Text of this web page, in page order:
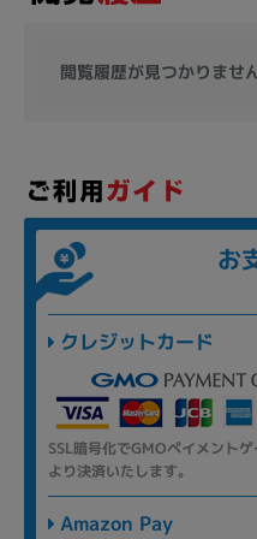
閲覧履歴が見つかりませ
お
クレジットカード
SSL暗号化でGMOペイメント
より決済いたします。
Amazon Pay